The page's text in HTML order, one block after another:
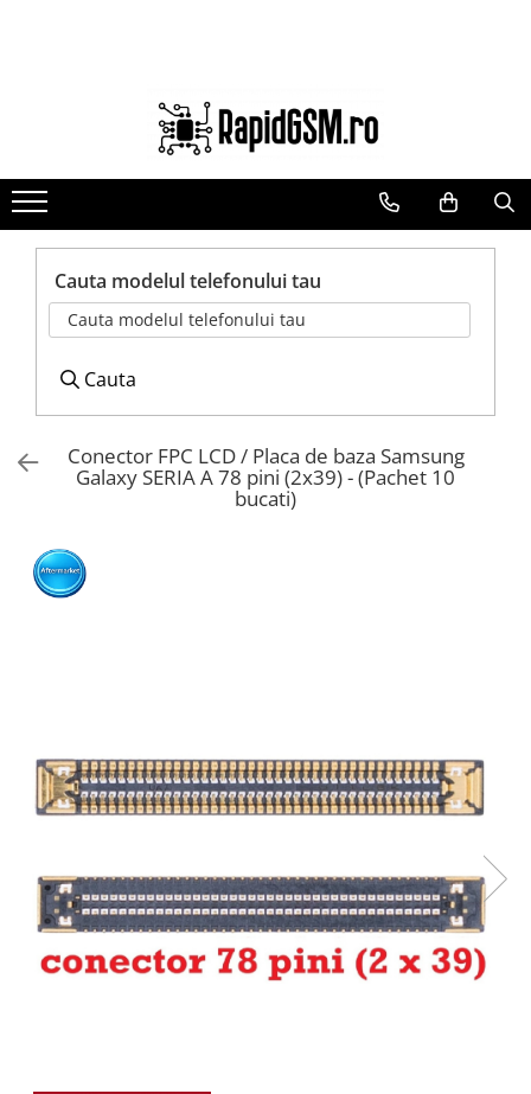
seria M
seria N(note)
seria Y
tableta
Casti
Folie protectie STICLA
Stocare
Suport auto
Benzi flex si butoane
Camere si subansamble
Carcase si capace
Suport SIM
Suruburi si adezivi
Touchscreen
Cauta modelul telefonului tau
Cauta modelul telefonului tau
Cauta
Conector FPC LCD / Placa de baza Samsung
Galaxy SERIA A 78 pini (2x39) - (Pachet 10
bucati)